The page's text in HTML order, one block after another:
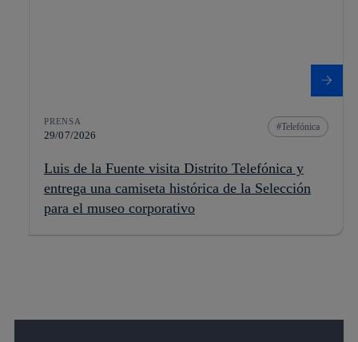
PRENSA
29/07/2026
Telefónica
Luis de la Fuente visita Distrito Telefónica y
entrega una camiseta histórica de la Selección
para el museo corporativo